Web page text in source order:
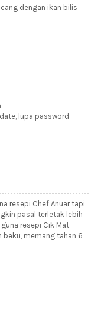
dengan ikan bilis
lupa password
resepi Chef Anuar tapi
pasal terletak lebih
resepi Cik Mat
beku, memang tahan 6